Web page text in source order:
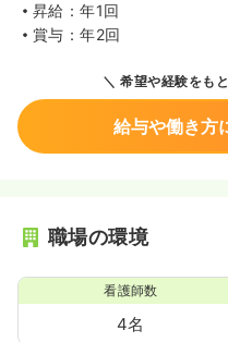
昇給：年1回
賞与：年2回
希望や経験をも
給与や働き方
職場の環境
看護師数
4名